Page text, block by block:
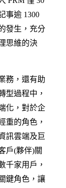
事逾 1300
發生，充分
思維的決
務，還有助
型過程中，
化，對於企
重的角色，
訊雲端及巨
戶(夥伴)關
千家用戶，
鍵角色，讓